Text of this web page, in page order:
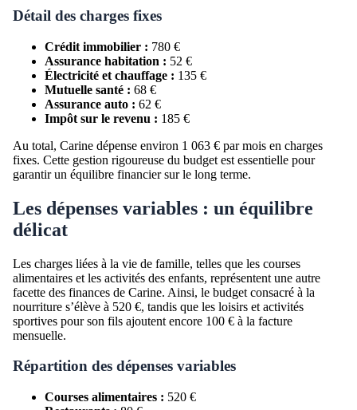
Détail des charges fixes
Crédit immobilier : 780 €
Assurance habitation : 52 €
Électricité et chauffage : 135 €
Mutuelle santé : 68 €
Assurance auto : 62 €
Impôt sur le revenu : 185 €
Au total, Carine dépense environ 1 063 € par mois en charges
fixes. Cette gestion rigoureuse du budget est essentielle pour
garantir un équilibre financier sur le long terme.
Les dépenses variables : un équilibre
délicat
Les charges liées à la vie de famille, telles que les courses
alimentaires et les activités des enfants, représentent une autre
facette des finances de Carine. Ainsi, le budget consacré à la
nourriture s’élève à 520 €, tandis que les loisirs et activités
sportives pour son fils ajoutent encore 100 € à la facture
mensuelle.
Répartition des dépenses variables
Courses alimentaires : 520 €